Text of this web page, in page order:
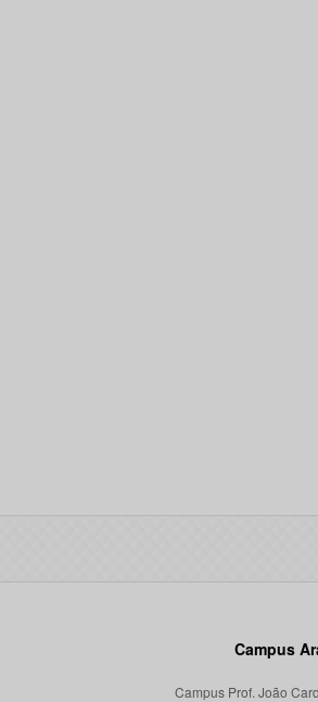
Campus
Campus Prof. João